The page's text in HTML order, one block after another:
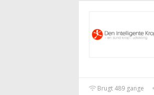
Brugt 489 gange